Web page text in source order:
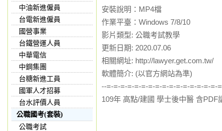
中油新進僱員
台電新進僱員
國營事業
台鐵營運人員
中華電信
中鋼集團
台糖新進工員
國軍人才招募
台水評價人員
公職國考(套裝)
公職考試
安裝說明：MP4檔
作業平臺：Windows 7/8/10
影片類型: 公職考試教學
更新日期: 2020.07.06
相關網址: http://lawyer.get.com.tw/
軟體簡介: (以官方網站為準)
--=-=-=-=-=-=-=-=-=-=-=-=-=-=-=-=-
109年 高點/建國 學士後中醫 含PDF